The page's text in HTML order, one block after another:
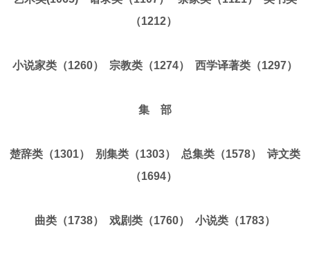
（1212）
小说家类（1260） 宗教类（1274） 西学译著类（1297）
集 部
楚辞类（1301） 别集类（1303） 总集类（1578） 诗文类
（1694）
曲类（1738） 戏剧类（1760） 小说类（1783）